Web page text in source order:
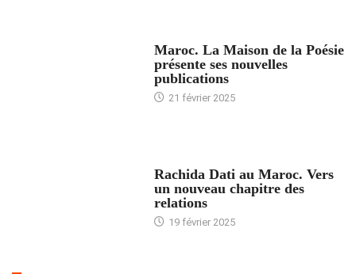
Maroc. La Maison de la Poésie
présente ses nouvelles
publications
21 février 2025
Rachida Dati au Maroc. Vers
un nouveau chapitre des
relations
19 février 2025